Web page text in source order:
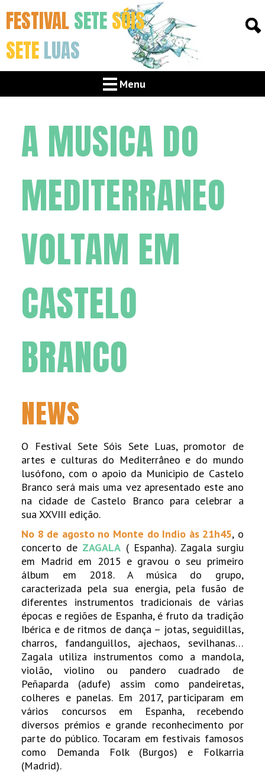
FESTIVALSETESÓIS
SETELUAS
Menu
A MUSICA DO
MEDITERRANEO
VOLTAM EM
CASTELO
BRANCO
NEWS
O Festival Sete Sóis Sete Luas, promotor de
artes e culturas do Mediterrâneo e do mundo
lusófono, com o apoio da Municipio de Castelo
Branco será mais uma vez apresentado este ano
na cidade de Castelo Branco para celebrar a
sua XXVIII edição.
No 8 de agosto no Monte do Indio às 21h45, o
concerto de ZAGALA ( Espanha). Zagala surgiu
em Madrid em 2015 e gravou o seu primeiro
álbum em 2018. A música do grupo,
caracterizada pela sua energia, pela fusão de
diferentes instrumentos tradicionais de várias
épocas e regiões de Espanha, é fruto da tradição
Ibérica e de ritmos de dança – jotas, seguidillas,
charros, fandanguillos, ajechaos, sevilhanas…
Zagala utiliza instrumentos como a mandola,
violão, violino ou pandero cuadrado de
Peñaparda (adufe) assim como pandeiretas,
colheres e panelas. Em 2017, participaram em
vários concursos em Espanha, recebendo
diversos prémios e grande reconhecimento por
parte do público. Tocaram em festivais famosos
como Demanda Folk (Burgos) e Folkarria
(Madrid).